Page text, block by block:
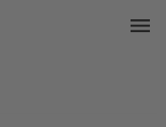
menu